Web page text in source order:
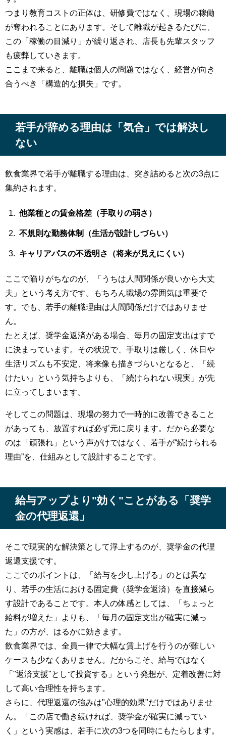
つまり教育コストの正体は、研修費ではなく、現場の稼働
が奪われることにあります。そして離職が起きるたびに、
この「稼働の目減り」が繰り返され、店長も先輩スタッフ
も疲弊していきます。
ここまで来ると、離職は個人の問題ではなく、経営が向き
合うべき「構造的な損失」です。
若手が辞める理由は「気合」では解決し
ない
飲食業界で若手が離職する理由は、突き詰めると次の3点に
集約されます。
他業種との賃金格差（手取りの弱さ）
不規則な勤務体制（生活が設計しづらい）
キャリアパスの不透明さ（将来が見えにくい）
ここで陥りがちなのが、「うちは人間関係が良いから大丈
夫」という考え方です。もちろん職場の雰囲気は重要で
す。でも、若手の離職理由は人間関係だけではありませ
ん。
たとえば、奨学金返済がある場合、毎月の固定支出はすで
に決まっています。その状況で、手取りは厳しく、休日や
生活リズムも不安定、将来像も描きづらいとなると、「続
けたい」という気持ちよりも、「続けられない現実」が先
に立ってしまいます。
そしてこの問題は、現場の努力で一時的に改善できること
があっても、放置すれば必ず元に戻ります。だから必要な
のは「頑張れ」という声がけではなく、若手が“続けられる
理由”を、仕組みとして設計することです。
給与アップより"効く"ことがある「奨学
金の代理返還」
そこで現実的な解決策として浮上するのが、奨学金の代理
返還支援です。
ここでのポイントは、「給与を少し上げる」のとは異な
り、若手の生活における固定費（奨学金返済）を直接減ら
す設計であることです。本人の体感としては、「ちょっと
給料が増えた」よりも、「毎月の固定支出が確実に減っ
た」の方が、はるかに効きます。
飲食業界では、全員一律で大幅な賃上げを行うのが難しい
ケースも少なくありません。だからこそ、給与ではなく
「"返済支援"として投資する」という発想が、定着改善に対
して高い合理性を持ちます。
さらに、代理返還の強みは"心理的効果"だけではありませ
ん。「この店で働き続ければ、奨学金が確実に減ってい
く」という実感は、若手に次の3つを同時にもたらします。